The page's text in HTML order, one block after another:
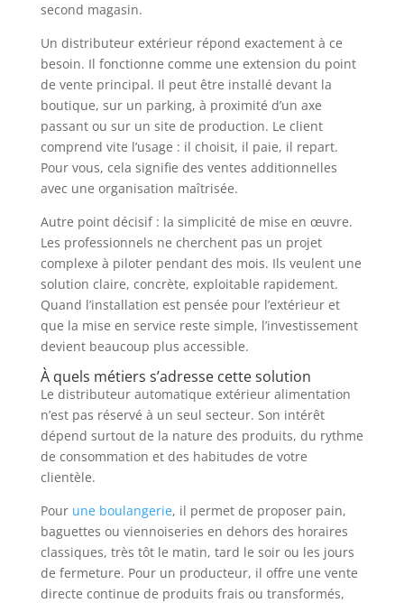
second magasin.
Un distributeur extérieur répond exactement à ce
besoin. Il fonctionne comme une extension du point
de vente principal. Il peut être installé devant la
boutique, sur un parking, à proximité d’un axe
passant ou sur un site de production. Le client
comprend vite l’usage : il choisit, il paie, il repart.
Pour vous, cela signifie des ventes additionnelles
avec une organisation maîtrisée.
Autre point décisif : la simplicité de mise en œuvre.
Les professionnels ne cherchent pas un projet
complexe à piloter pendant des mois. Ils veulent une
solution claire, concrète, exploitable rapidement.
Quand l’installation est pensée pour l’extérieur et
que la mise en service reste simple, l’investissement
devient beaucoup plus accessible.
À quels métiers s’adresse cette solution
Le distributeur automatique extérieur alimentation
n’est pas réservé à un seul secteur. Son intérêt
dépend surtout de la nature des produits, du rythme
de consommation et des habitudes de votre
clientèle.
Pour une boulangerie, il permet de proposer pain,
baguettes ou viennoiseries en dehors des horaires
classiques, très tôt le matin, tard le soir ou les jours
de fermeture. Pour un producteur, il offre une vente
directe continue de produits frais ou transformés,